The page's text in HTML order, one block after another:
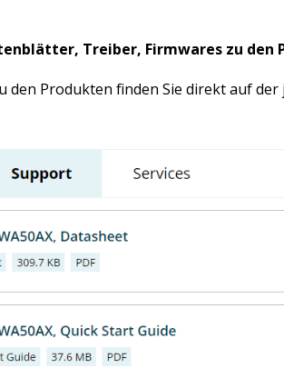
Treiber, Firmwares zu den
den Produkten finden Sie direkt auf